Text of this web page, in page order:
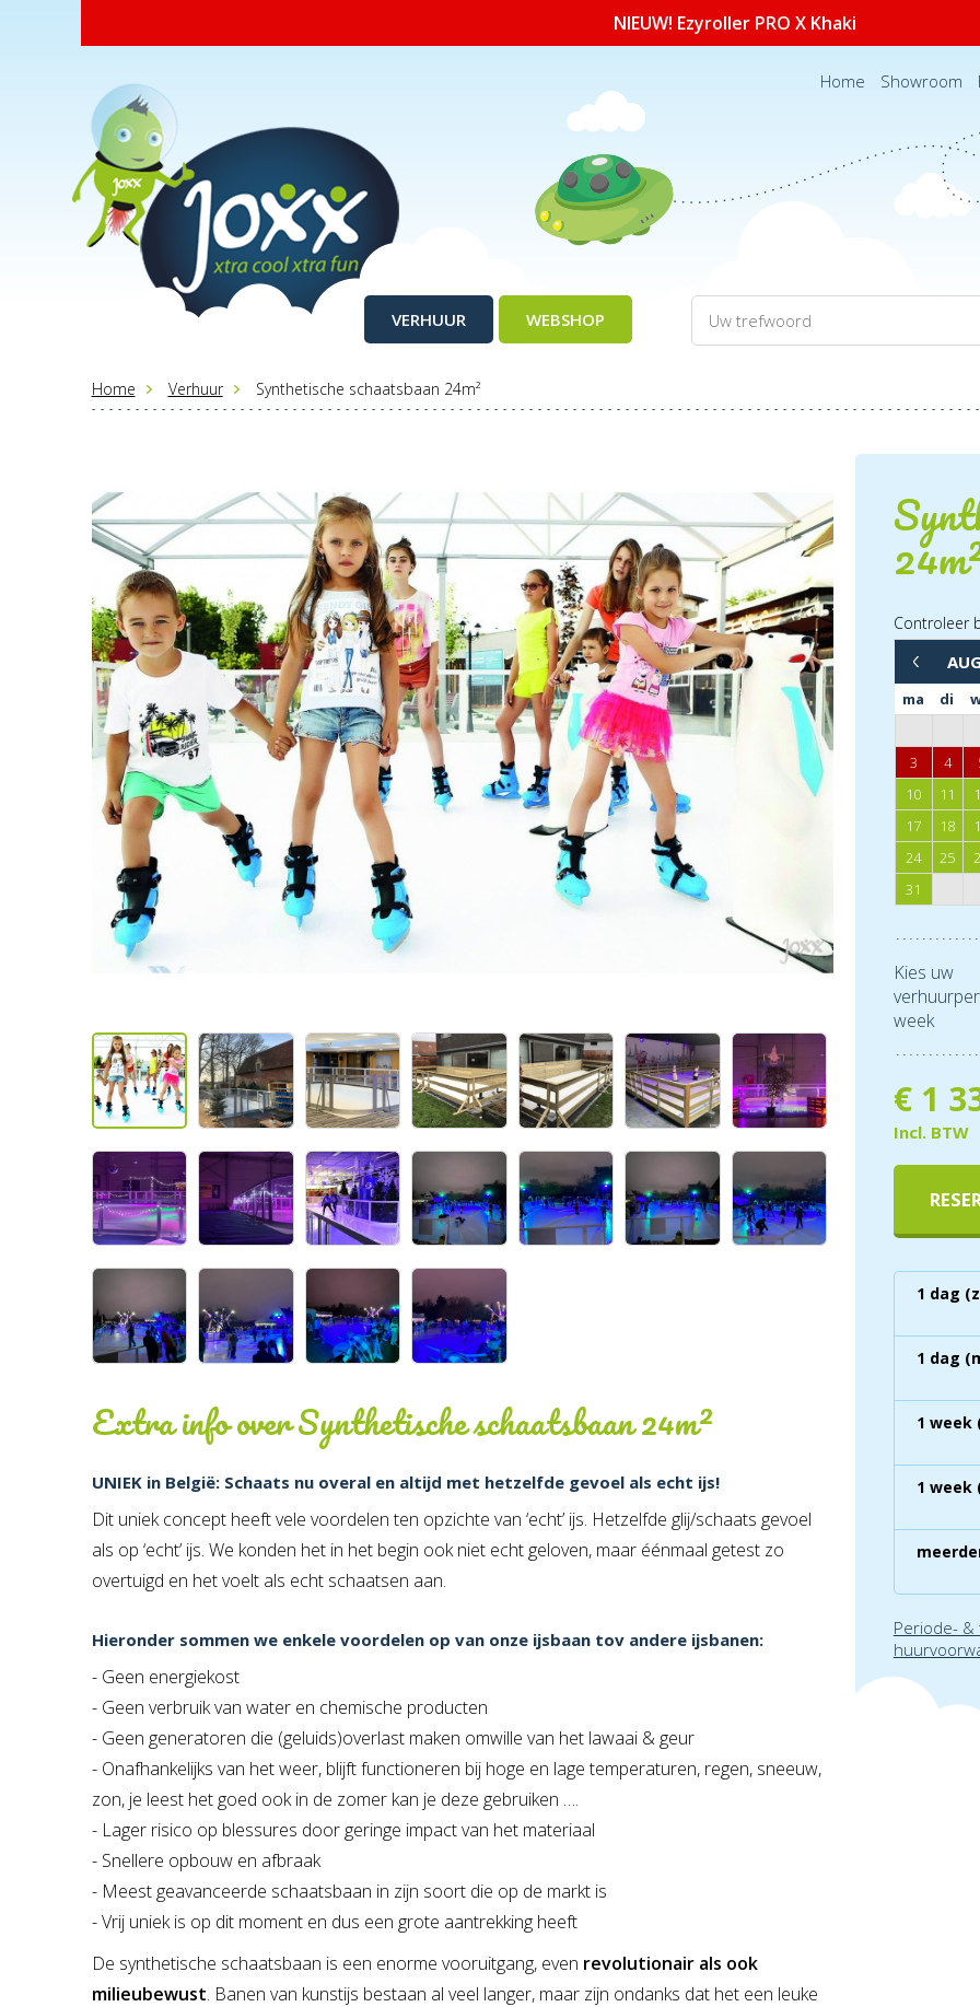
NIEUW! Ezyroller PRO X Khaki
Home Showroom
VERHUUR WEBSHOP
Home Verhuur Synthetische schaatsbaan 24m²
Extra info overSynthetische schaatsbaan 24m²
UNIEK in België: Schaats nu overal en altijd met hetzelfde gevoel als echt ijs!
Dit uniek concept heeft vele voordelen ten opzichte van ‘echt’ ijs. Hetzelfde glij/schaats gevoel
als op ‘echt’ ijs. We konden het in het begin ook niet echt geloven, maar éénmaal getest zo
overtuigd en het voelt als echt schaatsen aan.
Hieronder sommen we enkele voordelen op van onze ijsbaan tov andere ijsbanen:
- Geen energiekost
- Geen verbruik van water en chemische producten
- Geen generatoren die (geluids)overlast maken omwille van het lawaai & geur
- Onafhankelijks van het weer, blijft functioneren bij hoge en lage temperaturen, regen, sneeuw,
zon, je leest het goed ook in de zomer kan je deze gebruiken ….
- Lager risico op blessures door geringe impact van het materiaal
- Snellere opbouw en afbraak
- Meest geavanceerde schaatsbaan in zijn soort die op de markt is
- Vrij uniek is op dit moment en dus een grote aantrekking heeft
De synthetische schaatsbaan is een enorme vooruitgang, even revolutionair als ook
milieubewust. Banen van kunstijs bestaan al veel langer, maar zijn ondanks dat het een leuke
Controleer
ma di
3 4
10
11
17
18
24
25
31
Kies uw
week
€ 1
Incl. BTW
1 dag
1 dag
1 week
1 week
Periode-